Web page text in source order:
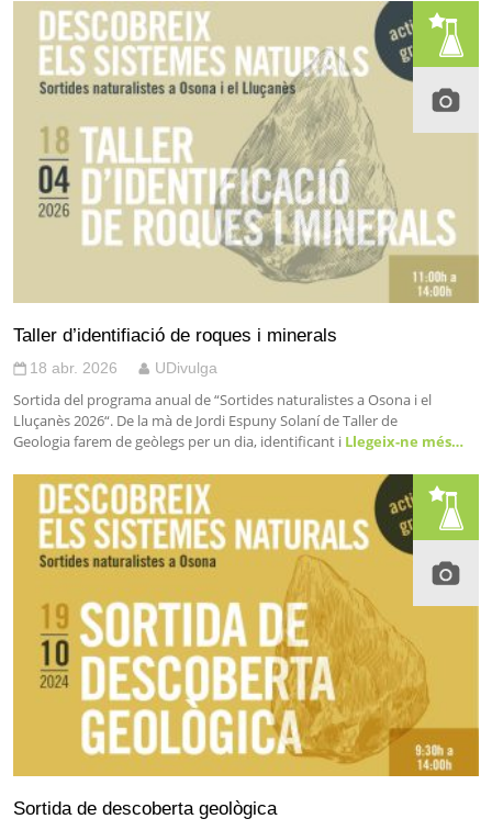
Taller d’identifiació de roques i minerals
18 abr. 2026 UDivulga
Sortida del programa anual de “Sortides naturalistes a Osona i el
Lluçanès 2026“. De la mà de Jordi Espuny Solaní de Taller de
Geologia farem de geòlegs per un dia, identificant i Llegeix-ne més…
Sortida de descoberta geològica